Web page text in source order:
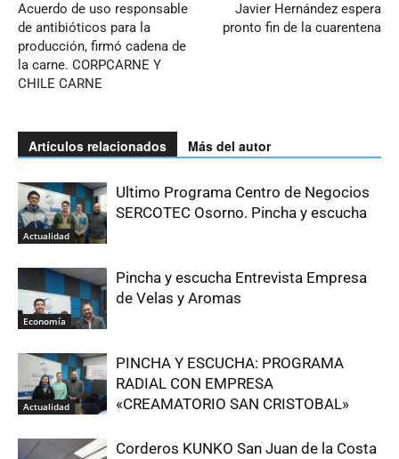
Acuerdo de uso responsable
de antibióticos para la
producción, firmó cadena de
la carne. CORPCARNE Y
CHILE CARNE
Javier Hernández espera
pronto fin de la cuarentena
Artículos relacionados Más del autor
Actualidad
Ultimo Programa Centro de Negocios
SERCOTEC Osorno. Pincha y escucha
Economía
Pincha y escucha Entrevista Empresa
de Velas y Aromas
Actualidad
PINCHA Y ESCUCHA: PROGRAMA
RADIAL CON EMPRESA
«CREAMATORIO SAN CRISTOBAL»
Corderos KUNKO San Juan de la Costa